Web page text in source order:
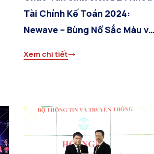
Tài Chính Kế Toán 2024:
Newave – Bùng Nổ Sắc Màu và
Xem chi tiết